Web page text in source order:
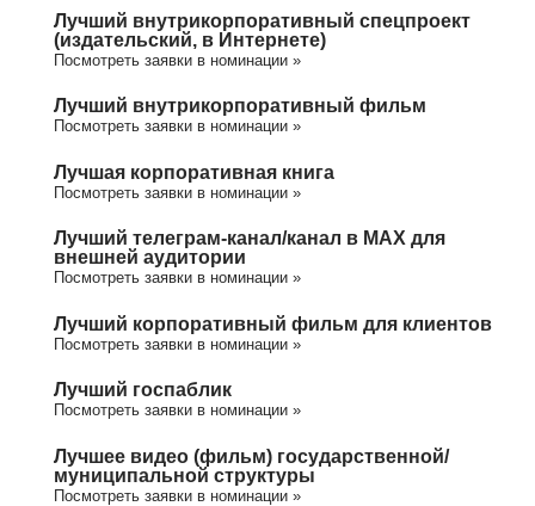
Лучший внутрикорпоративный спецпроект
(издательский, в Интернете)
Посмотреть заявки в номинации »
Лучший внутрикорпоративный фильм
Посмотреть заявки в номинации »
Лучшая корпоративная книга
Посмотреть заявки в номинации »
Лучший телеграм-канал/канал в МАХ для
внешней аудитории
Посмотреть заявки в номинации »
Лучший корпоративный фильм для клиентов
Посмотреть заявки в номинации »
Лучший госпаблик
Посмотреть заявки в номинации »
Лучшее видео (фильм) государственной/
муниципальной структуры
Посмотреть заявки в номинации »